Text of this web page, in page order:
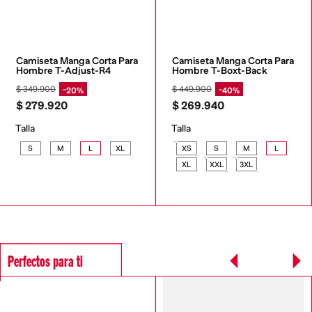
Camiseta Manga Corta Para
Hombre T-Adjust-R4
$349.900 20%
$279.920
Talla
S M L XL
Camiseta Manga Corta Para
Hombre T-Boxt-Back
$449.900 40%
$269.940
Talla
XS S M
L
XL
XXL 3XL
Perfectos para ti